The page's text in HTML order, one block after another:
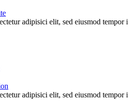
adipisici elit, sed eiusmod
adipisici elit, sed eiusmod